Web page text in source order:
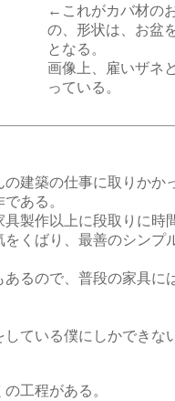
←これがカバ材の
の、形状は、お盆
となる。
画像上、雇いザネ
っている。
建築の仕事に取りかか
ある。
製作以上に段取りに時
くばり、最善のシンプ
るので、普段の家具に
ている僕にしかできな
工程がある。